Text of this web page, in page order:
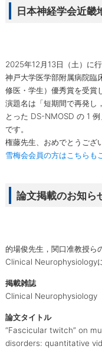
日本神経学会近畿
2025年12月13日（土）に
神戸大学医学部附属病院
修医・学生）優秀賞を受賞
演題名は「短期間で再発し
とった DS-NMOSD の 1 例
です。
権藤先生、おめでとうござ
雪梅会会員の方はこちらも
論文掲載のお知ら
的場俊先生，関口准教授ら
Clinical Neurophysiologyに
掲載雑誌
Clinical Neurophysiology
論文タイトル
“Fascicular twitch” on
disorders: quantitative